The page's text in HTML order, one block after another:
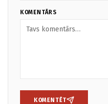
KOMENTĀRS
KOMENTĒT